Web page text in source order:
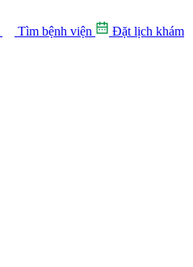
Tìm bệnh viện Đặt lịch khám